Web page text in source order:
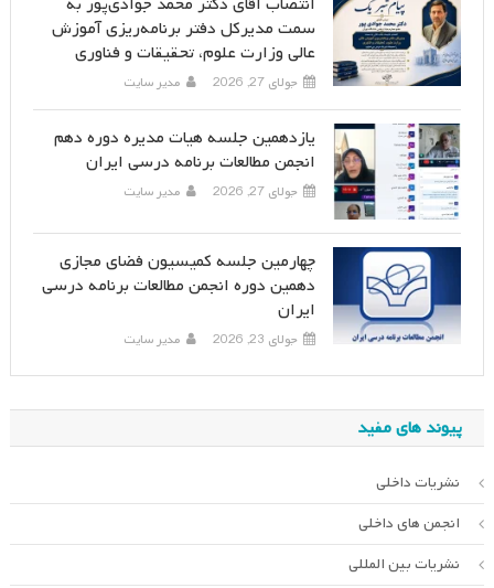
سمت مدیرکل دفتر برنامه‌ریزی آموزش
عالی وزارت علوم، تحقیقات و فناوری
جولای 27, 2026 مدیر سایت
یازدهمین جلسه هیات مدیره دوره دهم
انجمن مطالعات برنامه درسی ایران
جولای 27, 2026 مدیر سایت
چهارمین جلسه کمیسیون فضای مجازی
دهمین دوره انجمن مطالعات برنامه درسی
ایران
جولای 23, 2026 مدیر سایت
پیوند های مفید
نشریات داخلی
انجمن های داخلی
نشریات بین المللی